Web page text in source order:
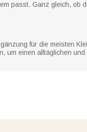
passt. Ganz gleich, ob
für die meisten
um einen alltäglichen und